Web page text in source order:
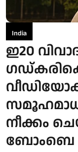
India
ഇ20
നീക്കം
ബോംബെ